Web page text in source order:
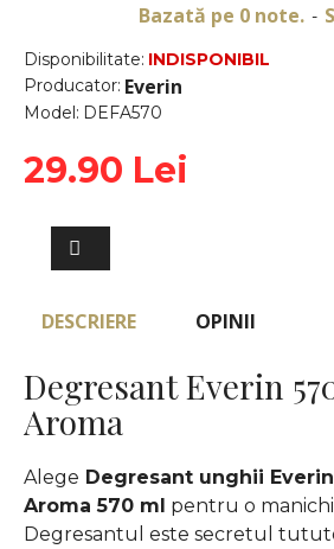
Disponibilitate: INDISPONIBIL
Producator: Everin
Model: DEFA570
Bazată pe 0 note. -
29.90 Lei
DESCRIERE OPINII
Degresant Everin
Aroma
Alege Degresant unghii
Aroma 570 ml pentru o
Degresantul este secretul